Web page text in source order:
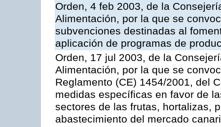
Orden, 4 feb 2003, de la
Alimentación, por la que se
subvenciones destinadas al
aplicación de programas de
Orden, 17 jul 2003, de la
Alimentación, por la que se
Reglamento (CE) 1454/2001, del
medidas específicas en favor de
sectores de las frutas, hortalizas,
abastecimiento del mercado